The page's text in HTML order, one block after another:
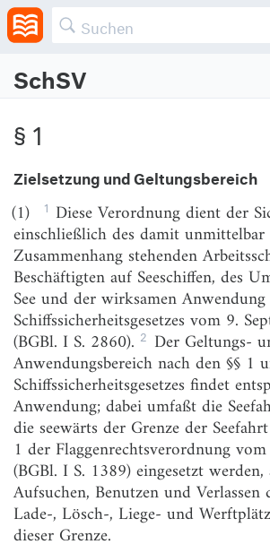
SchSV
Vom 18.9.1998 (BGBl. I S. 3013, 3023)
§ 2
Verantwortlichkeit und
§ 3
Zusammenarbeit und maritime
Sicherheitspartnerschaft
§ 4
Regeln der Technik und der
§ 5
Internationaler schiffsbezogener
Sicherheitsstandard
§ 5a
Internationaler schiffsbezogener
Sicherheitsstandard in
§ 6
Schiffsbezogener
übrigen Fällen
§ 6a
Dampfkessel
§ 6b
Abwasserrückhalteanlagen
§ 1
Zielsetzung und Geltungsbereich
(1) 1 Diese Verordnung dient der
einschließlich des damit
Zusammenhang stehenden
Beschäftigten auf Seeschiffen, des
See und der wirksamen Anwendung
Schiffssicherheitsgesetzes vom 9.
(BGBl. I S. 2860). 2 Der Geltungs-
Anwendungsbereich nach den §§ 1
Schiffssicherheitsgesetzes findet
Anwendung; dabei umfaßt die
die seewärts der Grenze der
1 der Flaggenrechtsverordnung
(BGBl. I S. 1389) eingesetzt werden,
Aufsuchen, Benutzen und
Lade-, Lösch-, Liege- und
dieser Grenze.